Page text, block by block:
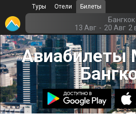
Туры Отели Билеты
Бангкок
13 Авг - 20 Авг 2
Авиабилеты
Главная
Таиланд- Курорты
Офис г. Москва
Помощь
Подборки отелей